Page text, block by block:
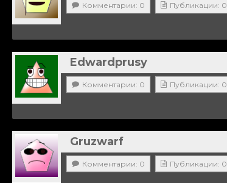
Комментарии: 0 Публикации: 0
Edwardprusy
Комментарии: 0 Публикации: 0
Gruzwarf
Комментарии: 0 Публикации: 0